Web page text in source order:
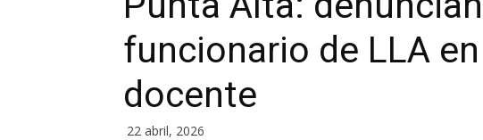
funcionario de LLA
docente
22 abril, 2026